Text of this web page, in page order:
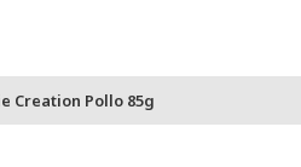
Creation Pollo 85g